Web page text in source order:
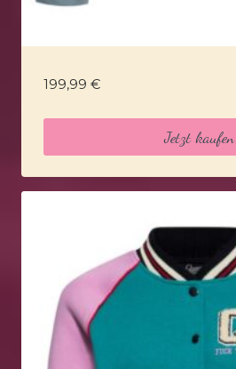
199,99 €
Jetzt kaufen